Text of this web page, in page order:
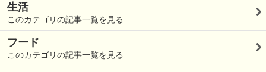
生活
このカテゴリの記事一覧を見る
フード
このカテゴリの記事一覧を見る